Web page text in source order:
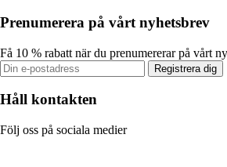
Prenumerera på vårt nyhetsbrev
Få 10 % rabatt när du prenumererar på vårt
Registrera dig
Håll kontakten
Följ oss på sociala medier